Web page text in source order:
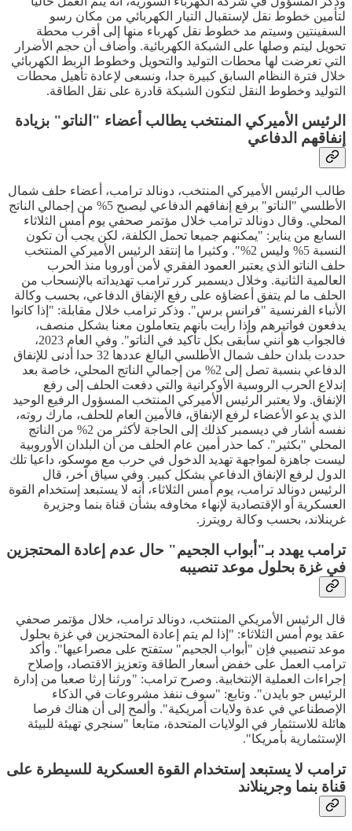
لتأمين ‏خطوط نقل لإستقبال التيار الكهربائي من مكان رسو
السفينتين وسيتم مد ‏خطوط نقل كهرباء منها إلى أقرب محطة
تحويل ليتم وصلها على الشبكة الكهربائية. وأضاف أن حجم الأضرار
التي تعرضت لها محطات التوليد والتحويل وخطوط ‏الربط الكهربائي
خلال فترة النظام السابق كبيرة جدا، ونسعى لإعادة تأهيل محطات
‏التوليد وخطوط النقل لتكون الشبكة قادرة على نقل الطاقة.‏
الرئيس الأميركي المنتخب يطالب أعضاء "الناتو" بزيادة
إنفاقهم الدفاعي
طالب الرئيس الأميركي المنتخب، دونالد ترامب، أعضاء حلف شمال
الأطلسي "الناتو" برفع إنفاقهم الدفاعي ليصبح 5% من إجمالي الناتج
المحلي. وقال دونالد ترامب خلال مؤتمر صحفي يوم أمس الثلاثاء
السابع من يناير: "يمكنهم جميعا تحمل الكلفة، لكن يجب أن تكون
النسبة 5% وليس 2%". وكثيرا ما إنتقد الرئيس الأميركي المنتخب
حلف الناتو الذي يعتبر العمود الفقري لأمن أوروبا منذ الحرب
العالمية الثانية. وخلال ديسمبر كرر ترامب تهديداته بالإنسحاب من
الحلف ما لم يتفق أعضاؤه على رفع الإنفاق الدفاعي، بحسب وكالة
الأنباء الفرنسية "فرانس برس". وذكر ترامب خلال مقابلة: "إذا كانوا
يدفعون فواتيرهم وإذا رأيت بأنهم يتعاملون معنا بشكل منصف،
فالجواب هو أنني سأبقى بكل تأكيد في الناتو". وفي العام 2023،
حددت بلدان حلف شمال الأطلسي البالغ عددها 32 حدا أدنى للإنفاق
الدفاعي بنسبة تصل إلى 2% من إجمالي الناتج المحلي، خاصة بعد
إندلاع الحرب الروسية الأوكرانية والتي دفعت الحلف إلى رفع
الإنفاق. ولا يعتبر الرئيس الأميركي المنتخب المسؤول الرفيع الوحيد
الذي يدعو الأعضاء لرفع الإنفاق، فالأمين العام للحلف، مارك روته،
نفسه أشار في ديسمبر كذلك إلى الحاجة لأكثر من 2% من الناتج
المحلي "بكثير". كما حذر أمين عام الحلف من أن البلدان الأوروبية
ليست جاهزة لمواجهة تهديد الدخول في حرب مع موسكو، داعيا تلك
الدول لرفع الإنفاق الدفاعي بشكل كبير. وفي سياق آخر، قال
الرئيس دونالد ترامب، يوم أمس الثلاثاء، أنه لا يستبعد إستخدام القوة
العسكرية أو الإقتصادية لإنهاء مخاوفه بشأن قناة بنما وجزيرة
غرينلاند، بحسب وكالة رويترز.
ترامب يهدد بـ"أبواب الجحيم" حال عدم إعادة المحتجزين
في غزة بحلول موعد تنصيبه
قال الرئيس الأمريكي المنتخب، دونالد ترامب، خلال مؤتمر صحفي
عقد يوم أمس الثلاثاء: "إذا لم يتم إعادة المحتجزين في غزة بحلول
موعد تنصيبي فإن "أبواب الجحيم" ستفتح على مصراعيها". وأكد
ترامب العمل على خفض أسعار الطاقة وتعزيز الاقتصاد، وإصلاح
إجراءات العملية الإنتخابية. وصرح ترامب: "ورثنا إرثا صعبا من إدارة
الرئيس جو بايدن". وتابع: "سوف ننفذ مشروعات في الذكاء
الإصطناعي في عدة ولايات أمريكية". وألمح إلى أن هناك فرصا
هائلة للاستثمار في الولايات المتحدة، متابعا "سنجري تهيئة للبيئة
الإستثمارية بأمريكا".
ترامب لا يستبعد إستخدام القوة العسكرية للسيطرة على
قناة بنما وجرينلاند